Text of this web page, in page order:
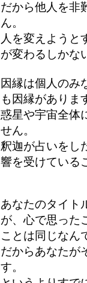
だから他人を非
ん。
人を変えようと
が変わるしかな
因縁は個人のみ
も因縁がありま
惑星や宇宙全体
せん。
釈迦が占いをし
響を受けている
あなたのタイト
が、心で思った
ことは同じなん
だからあなたが
す。